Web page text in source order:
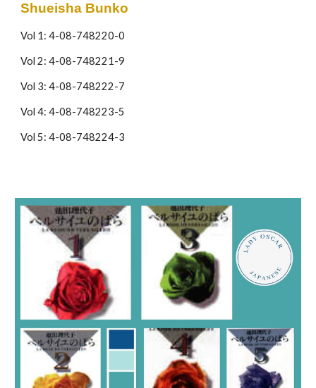
Shueisha Bunko
Vol 1: 4-08-748220-0
Vol 2: 4-08-748221-9
Vol 3: 4-08-748222-7
Vol 4: 4-08-748223-5
Vol 5: 4-08-748224-3